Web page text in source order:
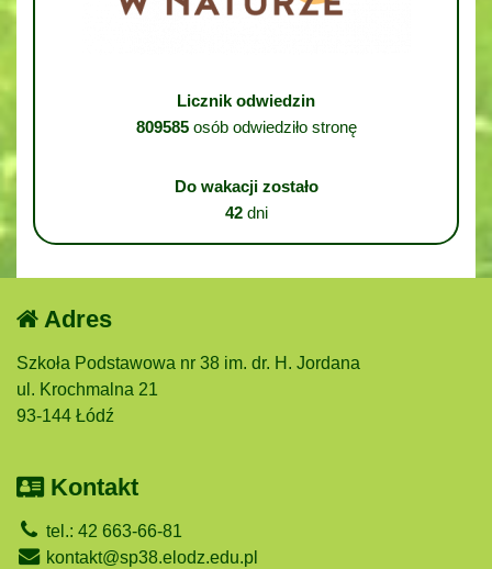
Licznik odwiedzin
809585osób odwiedziło stronę
Do wakacji zostało
42dni
Adres
Szkoła Podstawowa nr 38 im. dr. H. Jordana
ul. Krochmalna 21
93-144 Łódź
Kontakt
tel.: 42 663-66-81
kontakt@sp38.elodz.edu.pl